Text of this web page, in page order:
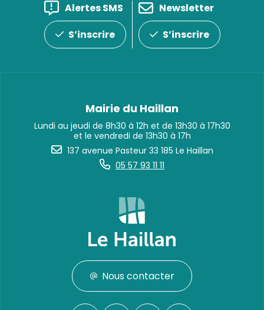
Alertes SMS
S’inscrire
Newsletter
S’inscrire
Mairie du Haillan
Lundi au jeudi de 8h30 à 12h et de 13h30 à 17h30
et le vendredi de 13h30 à 17h
137 avenue Pasteur 33 185 Le Haillan
05 57 93 11 11
Nous contacter